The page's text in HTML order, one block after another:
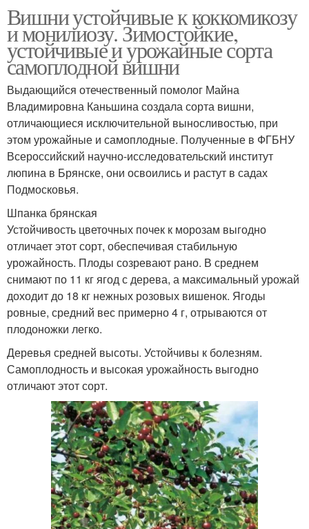
Вишни устойчивые к коккомикозу
и монилиозу. Зимостойкие,
устойчивые и урожайные сорта
самоплодной вишни
Выдающийся отечественный помолог Майна
Владимировна Каньшина создала сорта вишни,
отличающиеся исключительной выносливостью, при
этом урожайные и самоплодные. Полученные в ФГБНУ
Всероссийский научно-исследовательский институт
люпина в Брянске, они освоились и растут в садах
Подмосковья.
Шпанка брянская
Устойчивость цветочных почек к морозам выгодно
отличает этот сорт, обеспечивая стабильную
урожайность. Плоды созревают рано. В среднем
снимают по 11 кг ягод с дерева, а максимальный урожай
доходит до 18 кг нежных розовых вишенок. Ягоды
ровные, средний вес примерно 4 г, отрываются от
плодоножки легко.
Деревья средней высоты. Устойчивы к болезням.
Самоплодность и высокая урожайность выгодно
отличают этот сорт.